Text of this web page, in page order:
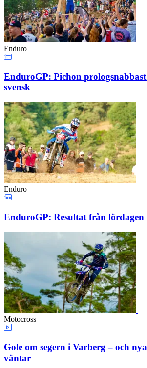
Enduro
EnduroGP: Pichon
svensk
Enduro
EnduroGP: Resultat från
Motocross
Gole om segern i Varberg – och
väntar